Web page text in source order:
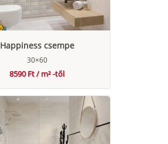
Happiness csempe
30×60
8590 Ft / m² -től